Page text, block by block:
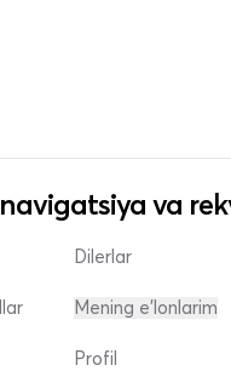
va
Dilerlar
Mening e'lonlarim
Profil